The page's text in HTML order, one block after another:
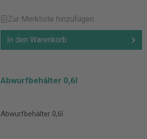
Zur Merkliste hinzufügen
In den Warenkorb
Abwurfbehälter 0,6l
Abwurfbehälter 0,6l